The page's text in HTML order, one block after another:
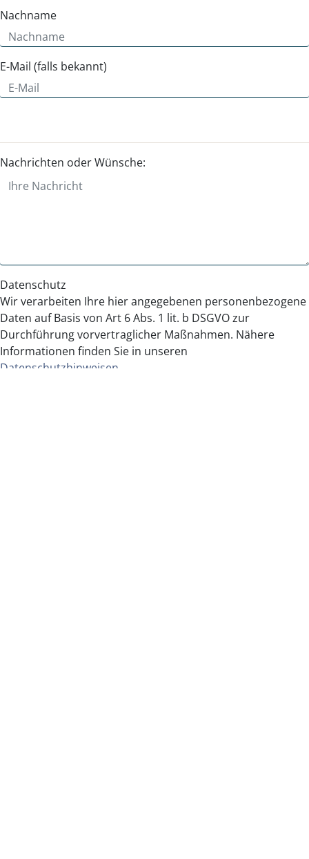
Nachname
E-Mail (falls bekannt)
Nachrichten oder Wünsche:
Datenschutz
Wir verarbeiten Ihre hier angegebenen personenbezogene
Daten auf Basis von Art 6 Abs. 1 lit. b DSGVO zur
Durchführung vorvertraglicher Maßnahmen. Nähere
Informationen finden Sie in unseren
Datenschutzhinweisen